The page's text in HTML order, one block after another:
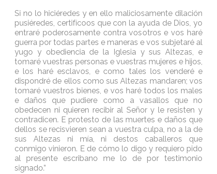
Si no lo hiciéredes y en ello maliciosamente dilación
pusiéredes, certifícoos que con la ayuda de Dios, yo
entraré poderosamente contra vosotros e vos haré
guerra por todas partes e maneras e vos subjetaré al
yugo y obediencia de la Iglesia y sus Altezas, e
tomaré vuestras personas e vuestras mujeres e hijos,
e los haré esclavos, e como tales los venderé e
dispondré de ellos como sus Altezas mandaren; vos
tomaré vuestros bienes, e vos haré todos los males
e daños que pudiere como a vasallos que no
obedecen ni quieren recibir al Señor y le resisten y
contradicen. E protesto de las muertes e daños que
dellos se recisvieren sean a vuestra culpa, no a la de
sus Altezas ni mía, ni destos caballeros que
conmigo vinieron. E de cómo lo digo y requiero pido
al presente escribano me lo de por testimonio
signado.”